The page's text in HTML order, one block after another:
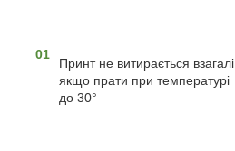
01
Принт не витирається взагалі,
якщо прати при температурі
до 30°